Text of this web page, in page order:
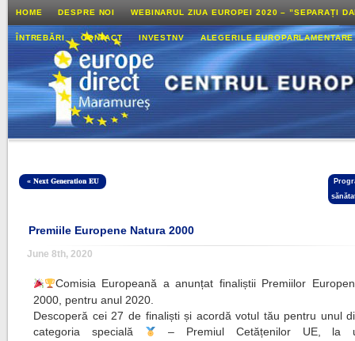
HOME DESPRE NOI WEBINARUL ZIUA EUROPEI 2020 – ”SEPARAȚI
ÎNTREBĂRI CONTACT INVESTNV ALEGERILE
« 𝐍𝐞𝐱𝐭 𝐆𝐞𝐧𝐞𝐫𝐚𝐭𝐢𝐨𝐧 𝐄𝐔
Premiile Europene Natura 2000
June 8th, 2020
Comisia Europeană a anunțat finaliștii Premiilor
2000, pentru anul 2020.
Descoperă cei 27 de finaliști și acordă votul tău pentru unul
categoria specială
– Premiul Cetățenilor UE, la